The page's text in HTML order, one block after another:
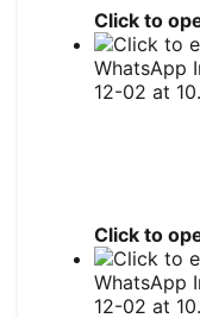
Click to
Click to